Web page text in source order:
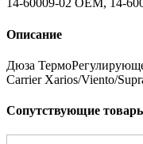
14-60009-02 OEM, 14-
Описание
Дюза
Carrier Xarios/Viento/
Сопутствующие